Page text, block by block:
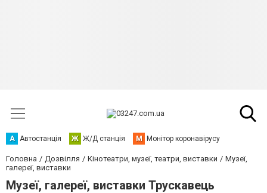
А Автостанція Ж Ж/Д станція М Монітор коронавірусу
Головна Дозвілля Кінотеатри, музеї, театри, виставки
Музеї,
галереї, виставки
Музеї, галереї, виставки Трускавець